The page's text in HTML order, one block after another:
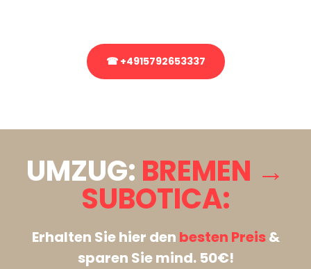
☎ +4915792653337
UMZUG: BREMEN →
SUBOTICA:
Erhalten Sie hier den besten Preis&
sparen Sie mind. 50€!